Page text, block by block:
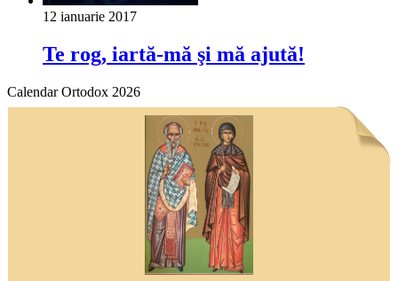
12 ianuarie 2017
Te rog, iartă-mă şi mă ajută!
Calendar Ortodox 2026